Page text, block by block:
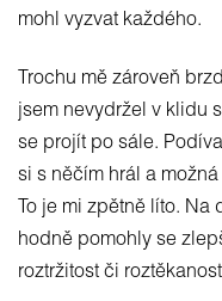
mohl vyzvat každého.
Trochu mě zároveň
jsem nevydržel v klidu
se projít po sále.
si s něčím hrál a
To je mi zpětně líto. Na
hodně pomohly se
roztržitost či